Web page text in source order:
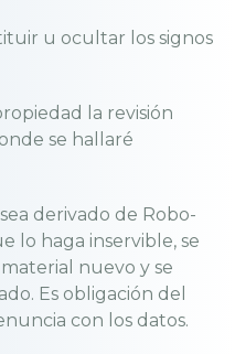
u ocultar los signos
la revisión
se hallaré
derivado de Robo-
lo haga inservible, se
nuevo y se
Es obligación del
con los datos.